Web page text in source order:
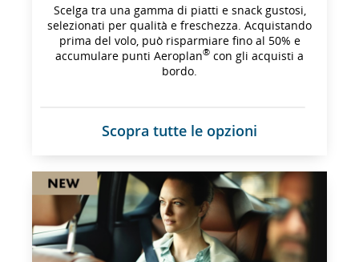
lingistiche.
Scelga tra una gamma di piatti e snack gustosi,
selezionati per qualità e freschezza. Acquistando
prima del volo, può risparmiare fino al 50% e
accumulare punti Aeroplan® con gli acquisti a
bordo.
Scopra tutte le opzioni